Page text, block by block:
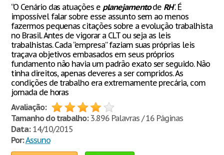
“O Cenário das atuações e planejamentode RH”. É
impossível falar sobre esse assunto sem ao menos
fazermos pequenas citações sobre a evolução trabalhista
no Brasil. Antes de vigorar a CLT ou seja as leis
trabalhistas. Cada “empresa” faziam suas próprias leis
traçava objetivos embasados em seus próprios
fundamento não havia um padrão exato ser seguido. Não
tinha direitos, apenas deveres a ser compridos. As
condições de trabalho era extremamente precária, com
jornada de horas
Avaliação:
Tamanho do trabalho:3.896 Palavras / 16 Páginas
Data:14/10/2015
Por:Assuno